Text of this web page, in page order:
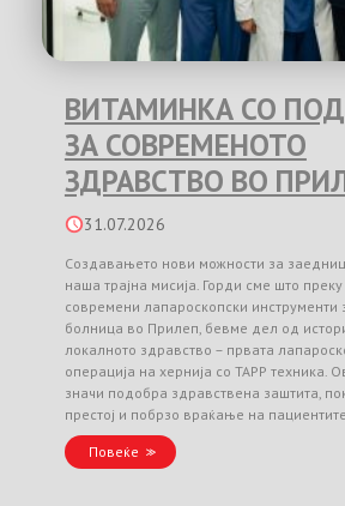
ВИТАМИНКА СО
ЗА СОВРЕМЕНОТО
ЗДРАВСТВО ВО
31.07.2026
Создавањето нови можности за
наша трајна мисија. Горди сме што
современи лапароскопски инструменти
болница во Прилеп, бевме дел од
локалното здравство – првата
операција на хернија со TAPP техника.
значи подобра здравствена заштита,
престој и побрзо враќање на
Повеќе